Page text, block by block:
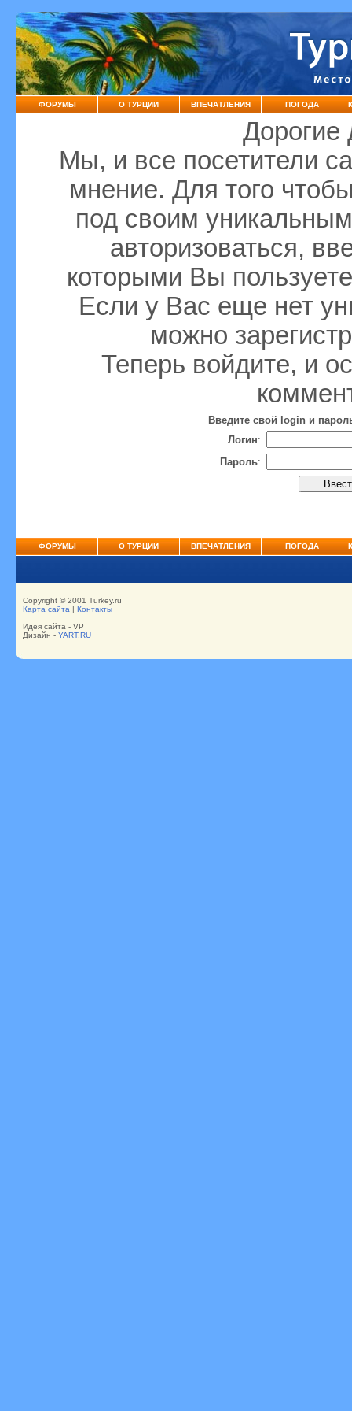
ФОРУМЫ О ТУРЦИИ ВПЕЧАТЛЕНИЯ ПОГОДА
Дорогие
Мы, и все посетители
мнение. Для того
под своим
авторизоваться,
которыми Вы
Если у Вас еще нет
можно
Теперь войдите, и
Введите свой login и
Логин:
Пароль:
ФОРУМЫ О ТУРЦИИ ВПЕЧАТЛЕНИЯ ПОГОДА
Copyright © 2001 Turkey.ru
Карта сайта | Контакты
Идея сайта - VP
Дизайн - YART.RU